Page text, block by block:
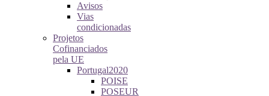
Avisos
Vias
condicionadas
Projetos
Cofinanciados
pela UE
Portugal2020
POISE
POSEUR